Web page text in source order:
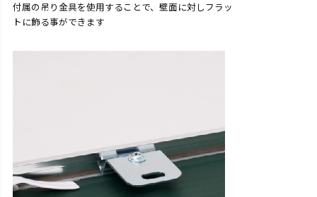
付属の吊り金具を使用することで、壁面に対しフラッ
トに飾る事ができます